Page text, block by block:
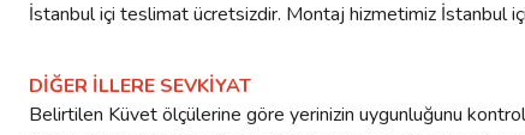
İstanbul içi teslimat ücretsizdir. Montaj hizmetimiz İstanbul
DİĞER İLLERE SEVKİYAT
Belirtilen Küvet ölçülerine göre yerinizin uygunluğunu